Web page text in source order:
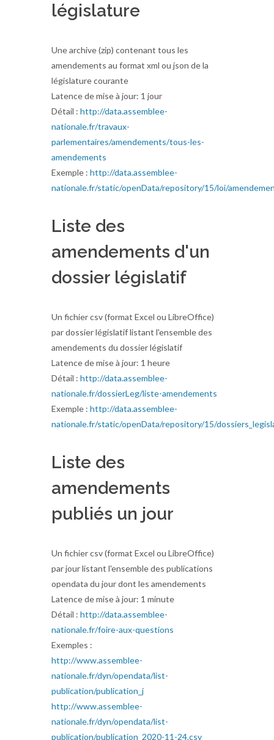
législature
Une archive (zip) contenant tous les
amendements au format xml ou json de la
législature courante
Latence de mise à jour: 1 jour
Détail : http://data.assemblee-
nationale.fr/travaux-
parlementaires/amendements/tous-les-
amendements
Exemple : http://data.assemblee-
nationale.fr/static/openData/repository/15/loi/
Liste des
amendements d'un
dossier législatif
Un fichier csv (format Excel ou LibreOffice)
par dossier législatif listant l'ensemble des
amendements du dossier législatif
Latence de mise à jour: 1 heure
Détail : http://data.assemblee-
nationale.fr/dossierLeg/liste-amendements
Exemple : http://data.assemblee-
nationale.fr/static/openData/repository/15/
Liste des
amendements
publiés un jour
Un fichier csv (format Excel ou LibreOffice)
par jour listant l'ensemble des publications
opendata du jour dont les amendements
Latence de mise à jour: 1 minute
Détail : http://data.assemblee-
nationale.fr/foire-aux-questions
Exemples :
http://www.assemblee-
nationale.fr/dyn/opendata/list-
publication/publication_j
http://www.assemblee-
nationale.fr/dyn/opendata/list-
publication/publication_2020-11-24.csv